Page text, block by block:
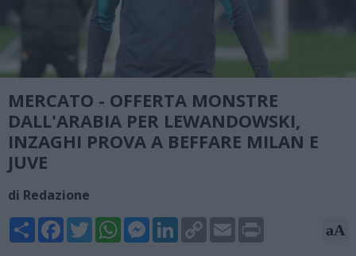
MERCATO - OFFERTA MONSTRE
DALL'ARABIA PER LEWANDOWSKI,
INZAGHI PROVA A BEFFARE MILAN E
JUVE
di Redazione
Share FacebookTwitterWhatsAppMessengerLinkedInCopy
Link
Email aA